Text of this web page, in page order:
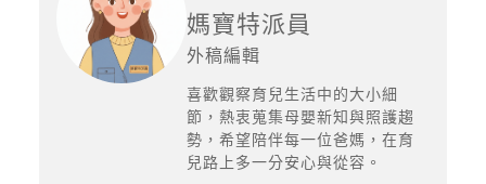
媽寶特派員
外稿編輯
喜歡觀察育兒生活中的大小細
節，熱衷蒐集母嬰新知與照護趨
勢，希望陪伴每一位爸媽，在育
兒路上多一分安心與從容。